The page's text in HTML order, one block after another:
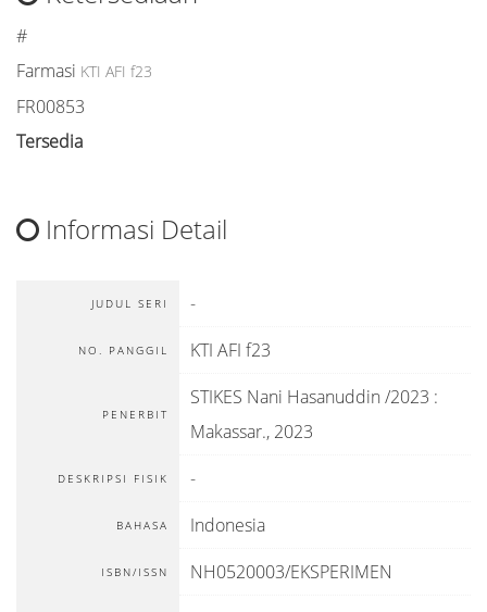
#
Farmasi KTI AFI f23
FR00853
Tersedia
Informasi Detail
JUDUL SERI -
NO. PANGGIL KTI AFI f23
PENERBIT
STIKES Nani Hasanuddin /2023 :
Makassar., 2023
DESKRIPSI FISIK -
BAHASA Indonesia
ISBN/ISSN NH0520003/EKSPERIMEN